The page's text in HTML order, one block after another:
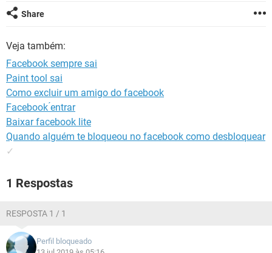
Share
Veja também:
Facebook sempre sai
Paint tool sai
Como excluir um amigo do facebook
Facebook ́entrar
Baixar facebook lite
Quando alguém te bloqueou no facebook como desbloquear
✓
1 Respostas
RESPOSTA 1 / 1
Perfil bloqueado